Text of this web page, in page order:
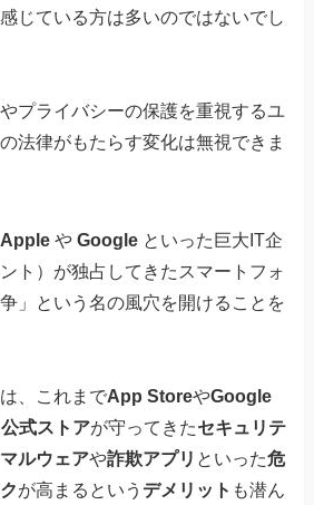
じている方は多いのではないでし
やプライバシーの保護を重視するユ
法律がもたらす変化は無視できま
Apple やGoogle といった巨大IT企
ト）が独占してきたスマートフォ
」という名の風穴を開けることを
、これまでApp StoreやGoogle
公式ストアが守ってきたセキュリテ
マルウェアや詐欺アプリ といった危
が高まるという デメリット も潜ん